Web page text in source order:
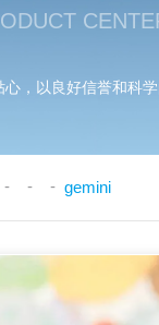
，以良好信誉和科
- - - gemini